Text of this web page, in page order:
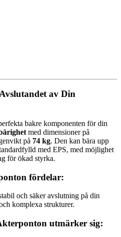
av Din
bakre komponenten för din
med dimensioner på
på 74 kg. Den kan bära upp
med EPS, med möjlighet
för ökad styrka.
fördelar:
och säker avslutning på din
komplexa strukturer.
utmärker sig: